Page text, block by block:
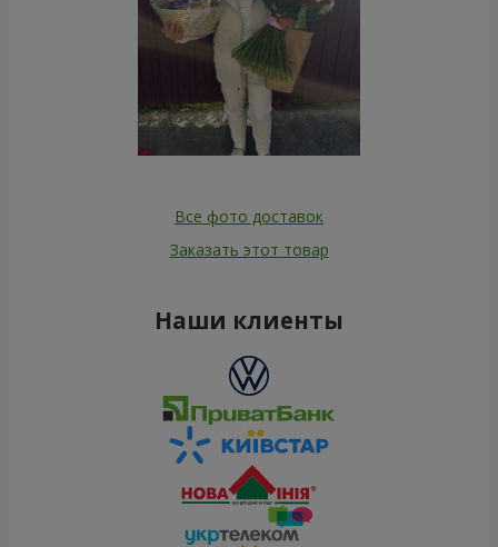
Все фото доставок
Заказать этот товар
Наши клиенты